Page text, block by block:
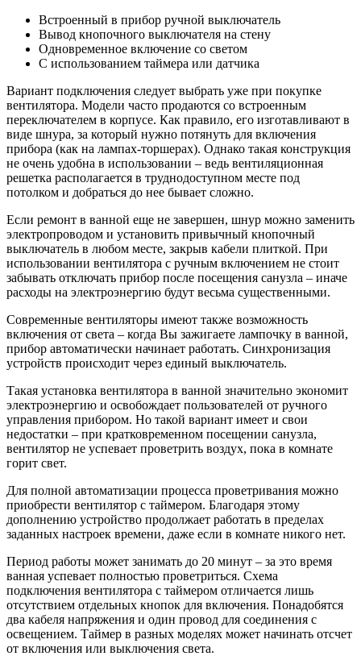
Встроенный в прибор ручной выключатель
Вывод кнопочного выключателя на стену
Одновременное включение со светом
С использованием таймера или датчика
Вариант подключения следует выбрать уже при покупке
вентилятора. Модели часто продаются со встроенным
переключателем в корпусе. Как правило, его изготавливают в
виде шнура, за который нужно потянуть для включения
прибора (как на лампах-торшерах). Однако такая конструкция
не очень удобна в использовании – ведь вентиляционная
решетка располагается в труднодоступном месте под
потолком и добраться до нее бывает сложно.
Если ремонт в ванной еще не завершен, шнур можно заменить
электропроводом и установить привычный кнопочный
выключатель в любом месте, закрыв кабели плиткой. При
использовании вентилятора с ручным включением не стоит
забывать отключать прибор после посещения санузла – иначе
расходы на электроэнергию будут весьма существенными.
Современные вентиляторы имеют также возможность
включения от света – когда Вы зажигаете лампочку в ванной,
прибор автоматически начинает работать. Синхронизация
устройств происходит через единый выключатель.
Такая установка вентилятора в ванной значительно экономит
электроэнергию и освобождает пользователей от ручного
управления прибором. Но такой вариант имеет и свои
недостатки – при кратковременном посещении санузла,
вентилятор не успевает проветрить воздух, пока в комнате
горит свет.
Для полной автоматизации процесса проветривания можно
приобрести вентилятор с таймером. Благодаря этому
дополнению устройство продолжает работать в пределах
заданных настроек времени, даже если в комнате никого нет.
Период работы может занимать до 20 минут – за это время
ванная успевает полностью проветриться. Схема
подключения вентилятора с таймером отличается лишь
отсутствием отдельных кнопок для включения. Понадобятся
два кабеля напряжения и один провод для соединения с
освещением. Таймер в разных моделях может начинать отсчет
от включения или выключения света.